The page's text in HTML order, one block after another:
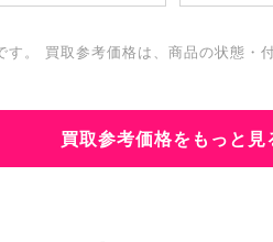
。 買取参考価格は、商品の状態・
買取参考価格をもっと見